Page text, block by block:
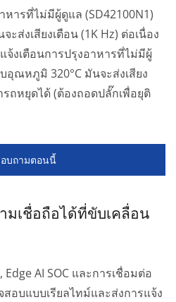
หารที่ไม่มีผู้ดูแล (SD42100N1)
ส่งเสียงเตือน (1K Hz) ต่อเนื่อง
จ้งเตือนการปรุงอาหารที่ไม่มีผู้
อุณหภูมิ 320°C มันจะส่งเสียง
รถหยุดได้ (ต้องถอดปลั๊กเพื่อยุติ
บถามตอนนี้
เชื่อถือได้ที่ขับเคลื่อน
AI SOC และการเชื่อมต่อ
อบแบบเรียลไทม์และส่งการแจ้ง